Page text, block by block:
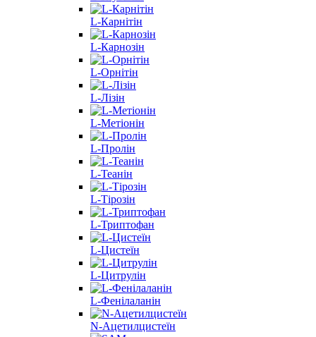
L-Карнітін
L-Карнозін
L-Орнітін
L-Лізін
L-Метіонін
L-Пролін
L-Теанін
L-Тірозін
L-Триптофан
L-Цистеїн
L-Цитрулін
L-Фенілаланін
N-Ацетилцистеїн